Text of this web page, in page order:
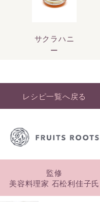
サクラハニ
ー
レシピ一覧へ戻る
監修
美容料理家 石松利佳子氏